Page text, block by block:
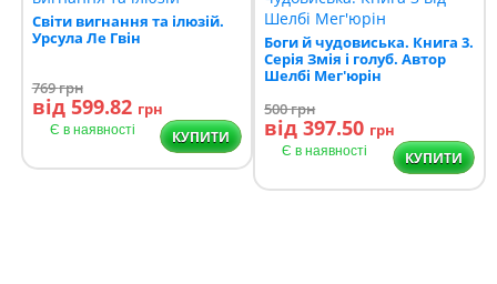
Світи вигнання та ілюзій.
Урсула Ле Гвін
769грн
від 599.82 грн
Є в наявності КУПИТИ
Боги й чудовиська. Книга 3.
Серія Змія і голуб. Автор
Шелбі Мег'юрін
500грн
від 397.50 грн
Є в наявності КУПИТИ